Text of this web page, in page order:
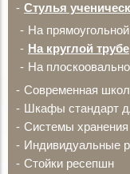
Стулья
На
На круглой трубе
На
Современная
Шкафы стандарт
Системы хранения
Индивидуальные
Стойки ресепшн